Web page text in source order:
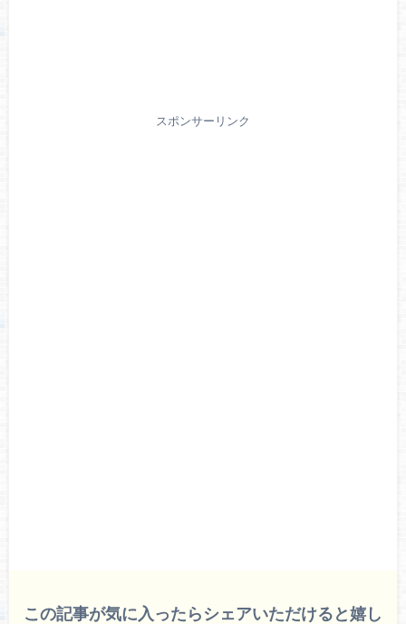
スポンサーリンク
この記事が気に入ったらシェアいただけると嬉し